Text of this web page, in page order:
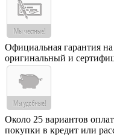
Официальная гарантия
оригинальный и
Около 25 вариантов
покупки в кредит или